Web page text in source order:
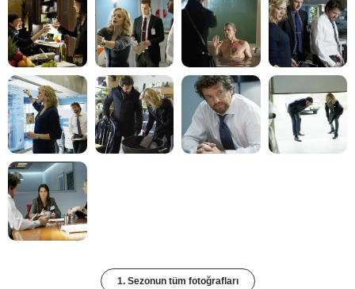
1. Sezonun tüm fotoğrafları